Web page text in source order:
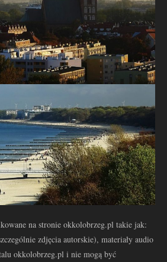
na stronie okkolobrzeg.pl takie jak:
zdjęcia autorskie), materiały audio
okkolobrzeg.pl i nie mogą być